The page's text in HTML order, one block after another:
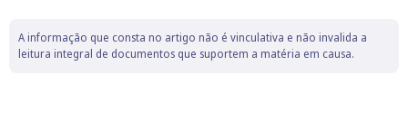
A informação que consta no artigo não é vinculativa e não invalida a
leitura integral de documentos que suportem a matéria em causa.